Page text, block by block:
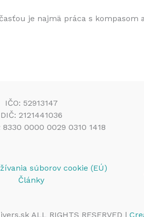
je najmä práca s kompasom
IČO: 52913147
DIČ: 2121441036
8330 0000 0029 0310 1418
súborov cookie (EÚ)
Články
ALL RIGHTS RESERVED |